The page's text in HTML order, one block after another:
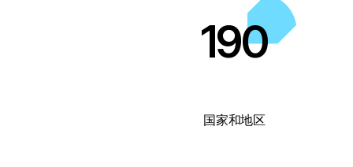
190
国家和地区